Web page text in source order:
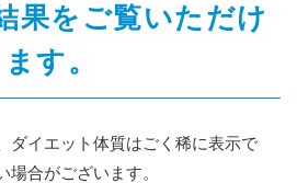
果をご覧いただけ
ます。
ダイエット体質はごく稀に表示で
場合がございます。